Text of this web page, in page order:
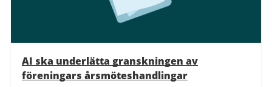
AI ska underlätta granskningen av
föreningars årsmöteshandlingar